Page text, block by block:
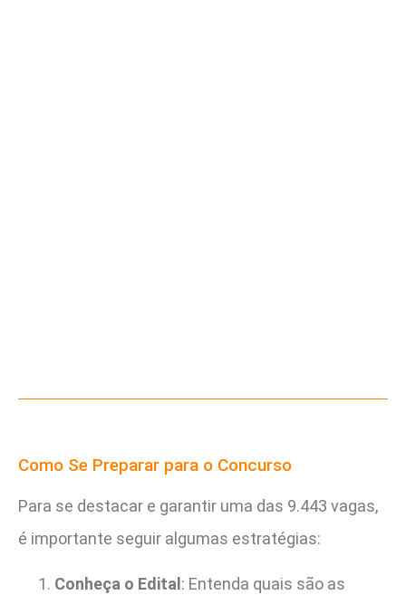
Como Se Preparar para o Concurso
Para se destacar e garantir uma das 9.443 vagas,
é importante seguir algumas estratégias:
Conheça o Edital : Entenda quais são as